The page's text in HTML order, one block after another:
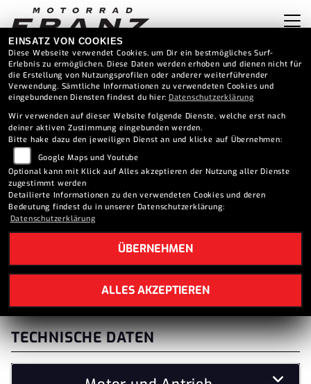
YAMAHA NMAX 155 (2025)
TECHNISCHE DATEN
EINSATZ VON COOKIES
Diese Webseite verwendet Cookies, um Dir ein bestmögliches Surf-
Erlebnis zu ermöglichen. Diese Daten werden erhoben und dienen nicht für
die Erstellung von Nutzungsprofilen oder anderer weiterführender
Verwendung. Sämtliche Informationen zu verwendeten Cookies und
eingebundenen Diensten findest du hier: Datenschutzerklärung
Wir verwenden auf dieser Website folgende Dienste, welche erst nach
deiner aktiven Zustimmung eingebunden werden.
Bitte hake dazu den jeweiligen Dienst an und klicke auf Übernehmen:
Google Maps und Youtube
Optional kann mit Klick auf Alles akzeptieren der Nutzung aller Dienste
zugestimmt werden
Detailierte Informationen zu den verwendeten Cookies und deren
Bedeutung findest du in unserer Datenschutzerklärung:
Datenschutzerklärung
ÜBERNEHMEN
ALLES AKZEPTIEREN